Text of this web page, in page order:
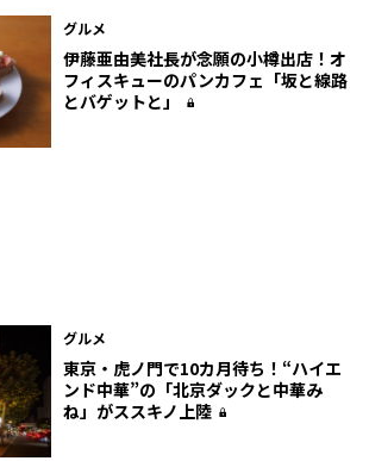
グルメ
伊藤亜由美社長が念願の小樽出店！オ
フィスキューのパンカフェ「坂と線路
とバゲットと」
グルメ
東京・虎ノ門で10カ月待ち！“ハイエ
ンド中華”の「北京ダックと中華み
ね」がススキノ上陸